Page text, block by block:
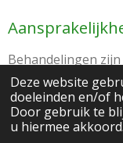
Deze website
doeleinden en/of
Door gebruik te
u hiermee akkoord.
Behandelingen
vervangen geen